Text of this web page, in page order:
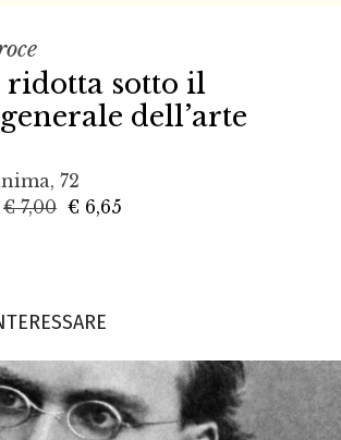
ridotta sotto il
dell’arte
72
€ 7,00 € 6,65